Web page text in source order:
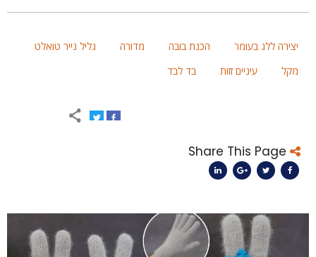
יצירה ללג בעומר הכנת בובה מדורה
גליל נייר טואלט
מקל
עיניים זזות בד לבד
Share This Page